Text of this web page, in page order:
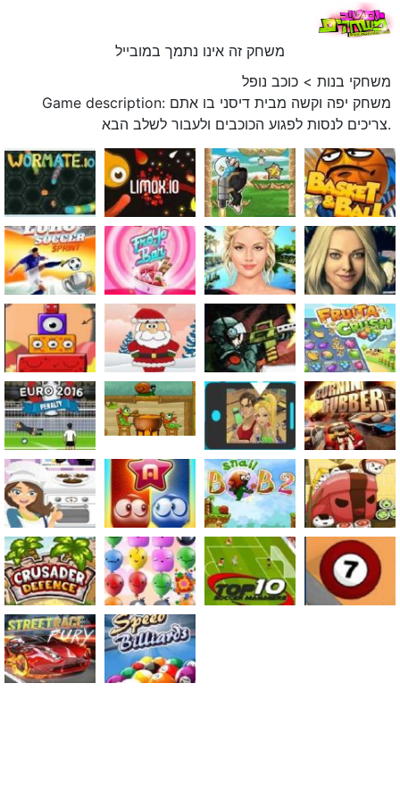
משחק זה אינו נתמך במובייל
משחקי בנות > כוכב נופל
Game description: משחק יפה וקשה מבית דיסני בו אתם
צריכים לנסות לפגוע הכוכבים ולעבור לשלב הבא.